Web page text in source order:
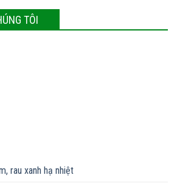
TÔI
rau xanh hạ nhiệt